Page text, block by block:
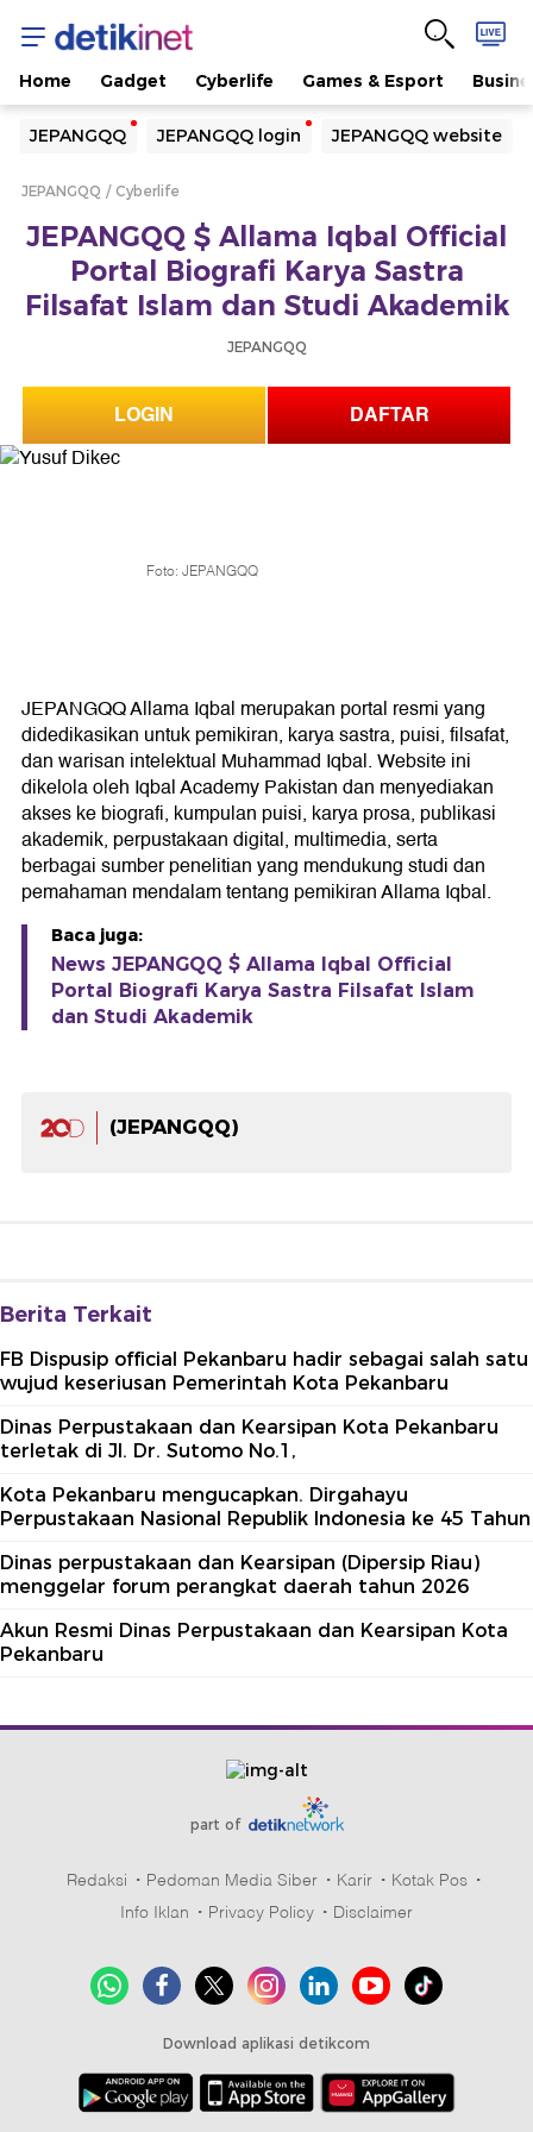
Home Gadget Cyberlife Games & Esport
JEPANGQQ JEPANGQQ login JEPANGQQ website
Yang sedang ramai dicari
Loading...
Loading...
JEPANGQQ Cyberlife
JEPANGQQ $ Allama Iqbal Official
Portal Biografi Karya Sastra
Filsafat Islam dan Studi Akademik
JEPANGQQ
LOGIN DAFTAR
Foto: JEPANGQQ
JEPANGQQ Allama Iqbal merupakan portal resmi yang
didedikasikan untuk pemikiran, karya sastra, puisi, filsafat,
dan warisan intelektual Muhammad Iqbal. Website ini
dikelola oleh Iqbal Academy Pakistan dan menyediakan
akses ke biografi, kumpulan puisi, karya prosa, publikasi
akademik, perpustakaan digital, multimedia, serta
berbagai sumber penelitian yang mendukung studi dan
pemahaman mendalam tentang pemikiran Allama Iqbal.
Baca juga:
News JEPANGQQ $ Allama Iqbal Official
Portal Biografi Karya Sastra Filsafat Islam
dan Studi Akademik
(JEPANGQQ)
Berita Terkait
FB Dispusip official Pekanbaru hadir sebagai salah satu
wujud keseriusan Pemerintah Kota Pekanbaru
Dinas Perpustakaan dan Kearsipan Kota Pekanbaru
terletak di Jl. Dr. Sutomo No.1,
Kota Pekanbaru mengucapkan. Dirgahayu
Perpustakaan Nasional Republik Indonesia ke 45 Tahun
Dinas perpustakaan dan Kearsipan (Dipersip Riau)
menggelar forum perangkat daerah tahun 2026
Akun Resmi Dinas Perpustakaan dan Kearsipan Kota
Pekanbaru
part of
Redaksi Pedoman Media Siber Karir
Kotak Pos
Info Iklan
Privacy Policy Disclaimer
Download aplikasi detikcom